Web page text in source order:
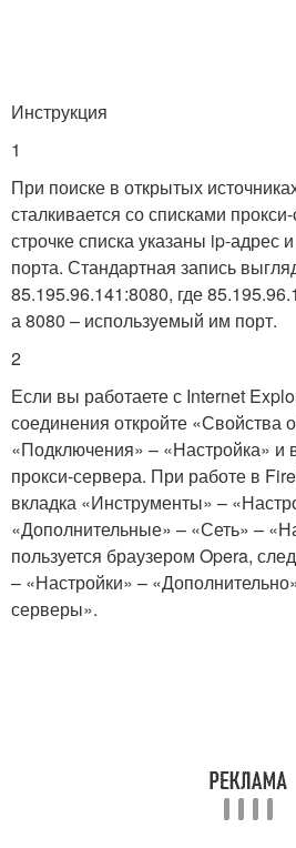
Инструкция
1
При поиске в открытых
сталкивается со списками
строчке списка указаны ip-адрес
порта. Стандартная запись
85.195.96.141:8080, где
а 8080 – используемый им порт.
2
Если вы работаете с Internet
соединения откройте «Свойства
«Подключения» – «Настройка» и
прокси-сервера. При работе в
вкладка «Инструменты» –
«Дополнительные» – «Сеть» –
пользуется браузером Opera,
– «Настройки» –
серверы».